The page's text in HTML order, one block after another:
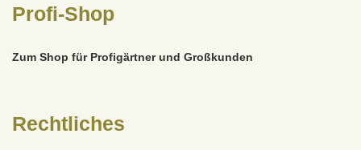
Profi-Shop
Zum Shop für Profigärtner und Großkunden
Rechtliches